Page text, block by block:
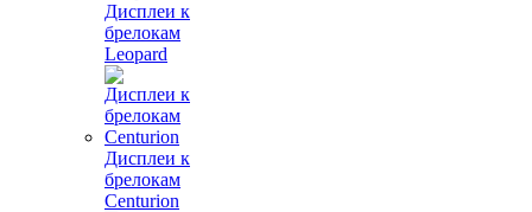
Дисплеи к
брелокам
Leopard
Дисплеи к
брелокам
Centurion